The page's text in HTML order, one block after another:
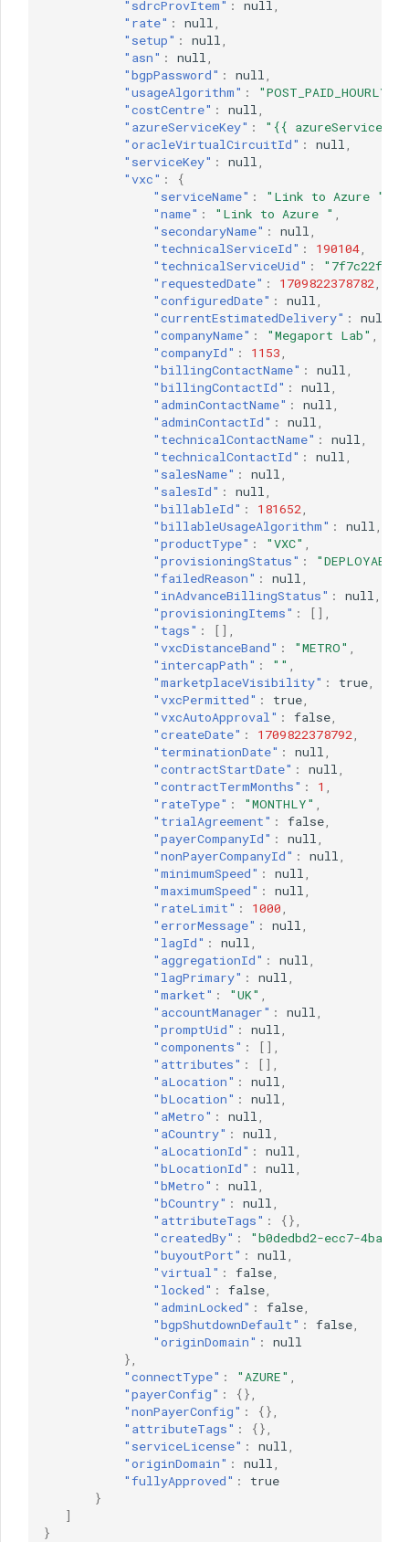
"sdrcProvItem" : null
"rate" : null
"setup" : null
"asn" : null
"bgpPassword" : null
"usageAlgorithm" :
"costCentre" : null
"azureServiceKey" :
"{{
"oracleVirtualCircuitId" : null
"serviceKey" : null
"vxc" :
{
"serviceName" : "Link to Azure "
"name" : "Link to Azure "
"secondaryName" : null
"technicalServiceId" : 190104
"technicalServiceUid" :
"7f7c22f6-
"requestedDate" : 1709822378782
"configuredDate" : null
"currentEstimatedDelivery" : null
"companyName" : "Megaport Lab"
"companyId" : 1153
"billingContactName" : null
"billingContactId" : null
"adminContactName" : null
"adminContactId" : null
"technicalContactName" : null
"technicalContactId" : null
"salesName" : null
"salesId" : null
"billableId" : 181652
"billableUsageAlgorithm" : null
"productType" : "VXC"
"provisioningStatus" :
"DEPLOYABLE"
"failedReason" : null
"inAdvanceBillingStatus" : null
"provisioningItems" :
[],
"tags" :
[],
"vxcDistanceBand" : "METRO"
"intercapPath" : ""
"marketplaceVisibility" : true
"vxcPermitted" : true
"vxcAutoApproval" : false
"createDate" : 1709822378792
"terminationDate" : null
"contractStartDate" : null
"contractTermMonths" : 1
"rateType" : "MONTHLY"
"trialAgreement" : false
"payerCompanyId" : null
"nonPayerCompanyId" : null
"minimumSpeed" : null
"maximumSpeed" : null
"rateLimit" : 1000
"errorMessage" : null
"lagId" : null
"aggregationId" : null
"lagPrimary" : null
"market" : "UK"
"accountManager" : null
"promptUid" : null
"components" :
[],
"attributes" :
[],
"aLocation" : null
"bLocation" : null
"aMetro" : null
"aCountry" : null
"aLocationId" : null
"bLocationId" : null
"bMetro" : null
"bCountry" : null
"attributeTags" :
{},
"createdBy" :
"b0dedbd2-ecc7-4bad-
"buyoutPort" : null
"virtual" : false
"locked" : false
"adminLocked" : false
"bgpShutdownDefault" : false
"originDomain" :
null
},
"connectType" : "AZURE"
"payerConfig" :
{},
"nonPayerConfig" :
{},
"attributeTags" :
{},
"serviceLicense" : null
"originDomain" : null
"fullyApproved" :
true
}
]
}